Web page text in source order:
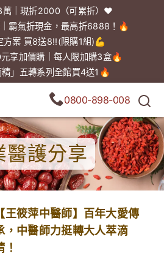
｜現折2000（可累折）❤️
霸氣折現金，最高折6888！🔥
方案 買8送8!!(限購1組)💪
享加價購｜每人限加購3盒🔥
」五轉系列全館買4送1🔥
0800-898-008
醫護分享
【王筱萍中醫師】百年大愛傳
，中醫師力挺轉大人萃滴
！